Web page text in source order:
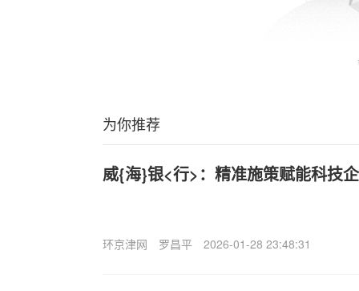
为你推荐
威{海}银<行>：精准施策赋能科技
环京津网 罗昌平 2026-01-28 23:48:31